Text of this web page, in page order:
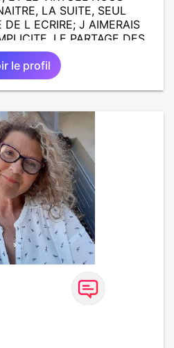
LA SUITE, SEUL
L ECRIRE; J AIMERAIS
LE PARTAGE DES
VIE : BALADES, VOYAGES
ETRE A L ECOUTE DE L
PLUS BELLE
le profil